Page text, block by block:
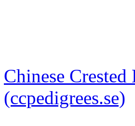
Chinese
(ccpedigrees.se)